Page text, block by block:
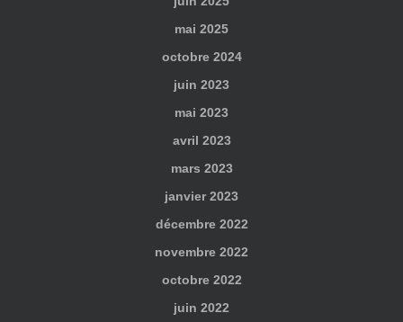
mai 2025
octobre 2024
juin 2023
mai 2023
avril 2023
mars 2023
janvier 2023
décembre 2022
novembre 2022
octobre 2022
juin 2022